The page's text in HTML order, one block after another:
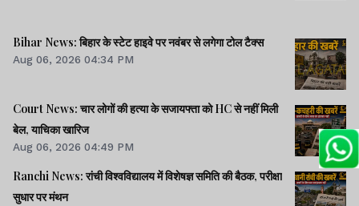
Bihar News: बिहार के स्टेट हाइवे पर नवंबर से लगेगा टोल टैक्स
Aug 06, 2026 04:34 PM
Court News: चार लोगों की हत्या के सजायफ्ता को HC से नहीं मिली
बेल, याचिका खारिज
Aug 06, 2026 04:49 PM
Ranchi News: रांची विश्वविद्यालय में विशेषज्ञ समिति की बैठक, परीक्षा
सुधार पर मंथन